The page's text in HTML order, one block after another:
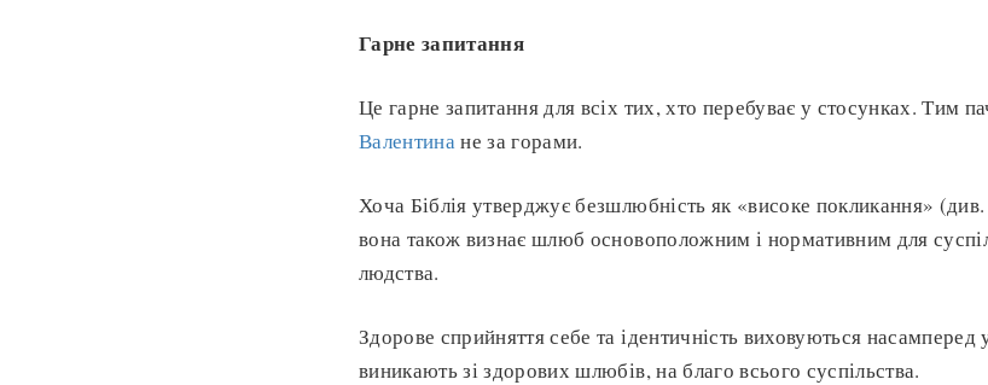
Гарне запитання
Це гарне запитання для всіх тих, хто перебуває у стосунках. Тим
Валентинане за горами.
Хоча Біблія утверджує безшлюбність як «високе покликання»
вона також визнає шлюб основоположним і нормативним для
людства.
Здорове сприйняття себе та ідентичність виховуються
виникають зі здорових шлюбів, на благо всього суспільства.